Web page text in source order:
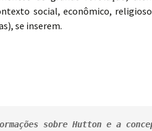
social, econômico,
se inserem.
sobre Hutton e a